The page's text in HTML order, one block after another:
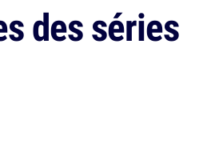
des séries